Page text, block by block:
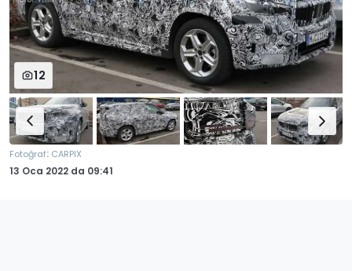
12
Fotoğraf: CARPIX
13 Oca 2022 da 09:41